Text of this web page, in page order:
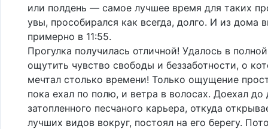
или полдень — самое лучшее время для таких
увы, прособирался как всегда, долго. И из дома
примерно в 11:55.
Прогулка получилась отличной! Удалось в
ощутить чувство свободы и беззаботности, о
мечтал столько времени! Только ощущение
пока ехал по полю, и ветра в волосах. Доехал до
затопленного песчаного карьера, откуда
лучших видов вокруг, постоял на его берегу.